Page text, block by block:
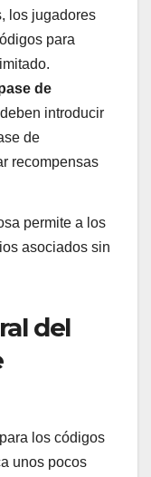
los jugadores
para
de
introducir
de
recompensas
permite a los
asociados sin
del
los códigos
unos pocos